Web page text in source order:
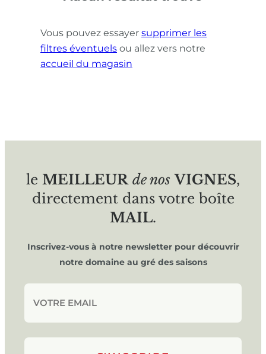
Vous pouvez essayer supprimer les
filtres éventuels ou allez vers notre
accueil du magasin
le MEILLEUR de nos VIGNES,
directement dans votre boîte
MAIL.
Inscrivez-vous à notre newsletter pour découvrir
notre domaine au gré des saisons